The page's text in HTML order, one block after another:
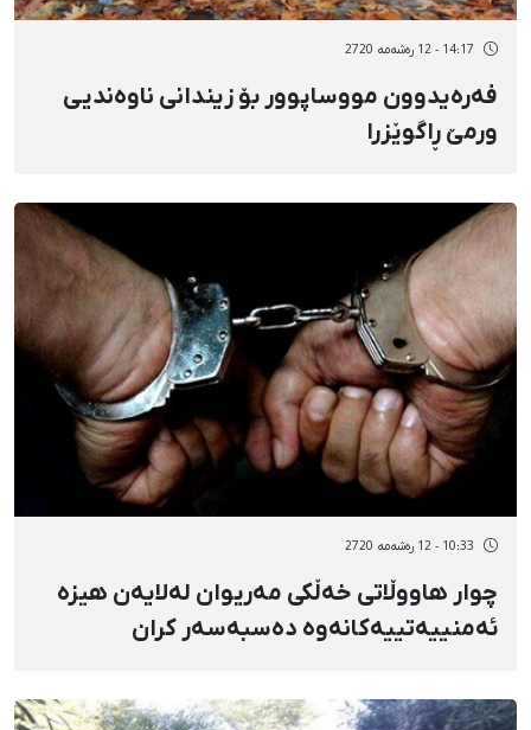
14:17 - 12 رەشەمه 2720
فەرەیدوون مووساپوور بۆ زیندانی ناوەندیی
ورمێ ڕاگوێزرا
10:33 - 12 رەشەمه 2720
چوار هاووڵاتی خەڵکی مەریوان لەلایەن هیزە
ئەمنییەتییەکانەوە دەسبەسەر کران